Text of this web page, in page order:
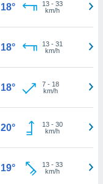
18° 13- 33
km/h
18° 13- 31
km/h
18° 7- 18
km/h
20° 13- 30
km/h
19° 13- 33
km/h